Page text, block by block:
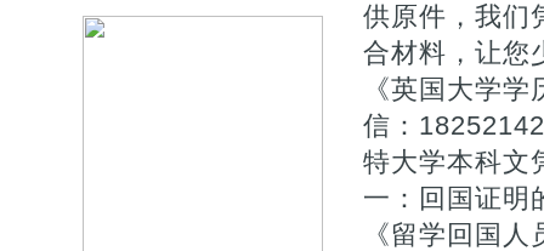
供原件，我们
合材料，让您
《英国大学
信：
特大学本科文
一：回国证明
《留学回国